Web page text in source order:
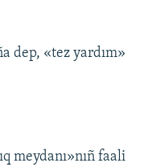
dep, «tez yardım»
meydanı»nıñ faali